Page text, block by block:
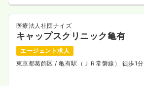
医療法人社団ナイズ
キャップスクリニック亀有
エージェント求人
東京都葛飾区 / 亀有駅（ＪＲ常磐線） 徒歩1分